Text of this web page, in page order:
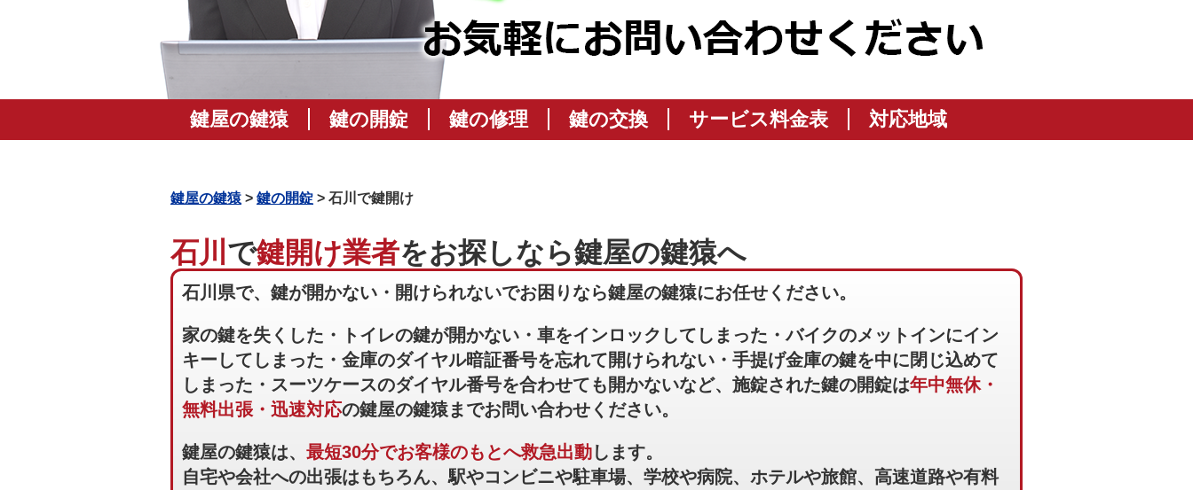
鍵屋の鍵猿 鍵の開錠 鍵の修理 鍵の交換 サービス料金表 対応地域
鍵屋の鍵猿 > 鍵の開錠 > 石川で鍵開け
石川 で鍵開け業者をお探しなら鍵屋の鍵猿へ
石川県で、鍵が開かない・開けられないでお困りなら鍵屋の鍵猿にお任せください。
家の鍵を失くした・トイレの鍵が開かない・車をインロックしてしまった・バイクのメットインにイン
キーしてしまった・金庫のダイヤル暗証番号を忘れて開けられない・手提げ金庫の鍵を中に閉じ込めて
しまった・スーツケースのダイヤル番号を合わせても開かないなど、施錠された鍵の開錠は年中無休・
無料出張・迅速対応の鍵屋の鍵猿までお問い合わせください。
鍵屋の鍵猿は、 最短30分でお客様のもとへ救急出動します。
自宅や会社への出張はもちろん、駅やコンビニや駐車場、学校や病院、ホテルや旅館、高速道路や有料